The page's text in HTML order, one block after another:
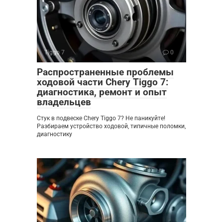
Tiggo 7 0
Распространенные проблемы
ходовой части Chery Tiggo 7:
диагностика, ремонт и опыт
владельцев
Стук в подвеске Chery Tiggo 7? Не паникуйте!
Разбираем устройство ходовой, типичные поломки,
диагностику